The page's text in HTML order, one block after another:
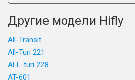
Другие модели Hifly
All-Transit
All-Turi 221
ALL-turi 228
AT-601